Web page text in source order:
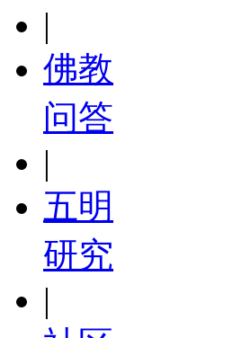
|
佛教
问答
|
五明
研究
|